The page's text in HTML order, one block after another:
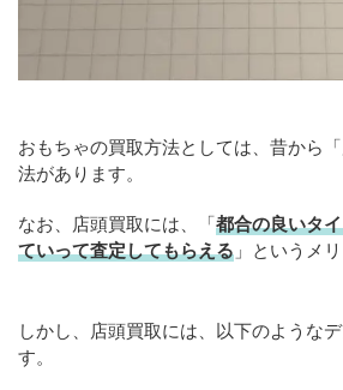
おもちゃの買取方法としては、昔から
法があります。
なお、店頭買取には、「都合の良いタ
ていって査定してもらえる 」というメ
しかし、店頭買取には、以下のような
す。